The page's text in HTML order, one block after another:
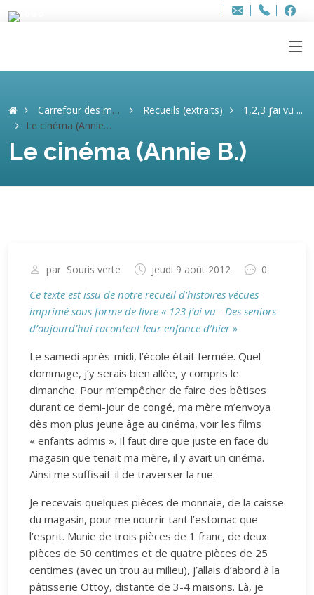
Adresse
info..hâthe..
Tel.
Tel.
Carrefour des mémoires Recueils (extraits)
1,2,3 j’ai vu ...
Le cinéma (Annie B.)
Le cinéma (Annie B.)
par Souris verte jeudi 9 août 2012 0
Ce texte est issu de notre recueil d’histoires vécues
imprimé sous forme de livre « 123 j’ai vu - Des seniors
d’aujourd’hui racontent leur enfance d’hier »
Le samedi après-midi, l’école était fermée. Quel
dommage, j’y serais bien allée, y compris le
dimanche. Pour m’empêcher de faire des bêtises
durant ce demi-jour de congé, ma mère m’envoya
dès mon plus jeune âge au cinéma, voir les films
« enfants admis ». Il faut dire que juste en face du
magasin que tenait ma mère, il y avait un cinéma.
Ainsi me suffisait-il de traverser la rue.
Je recevais quelques pièces de monnaie, de la caisse
du magasin, pour me nourrir tant l’estomac que
l’esprit. Munie de trois pièces de 1 franc, de deux
pièces de 50 centimes et de quatre pièces de 25
centimes (avec un trou au milieu), j’allais d’abord à la
pâtisserie Ottoy, distante de 3-4 maisons. Là, je